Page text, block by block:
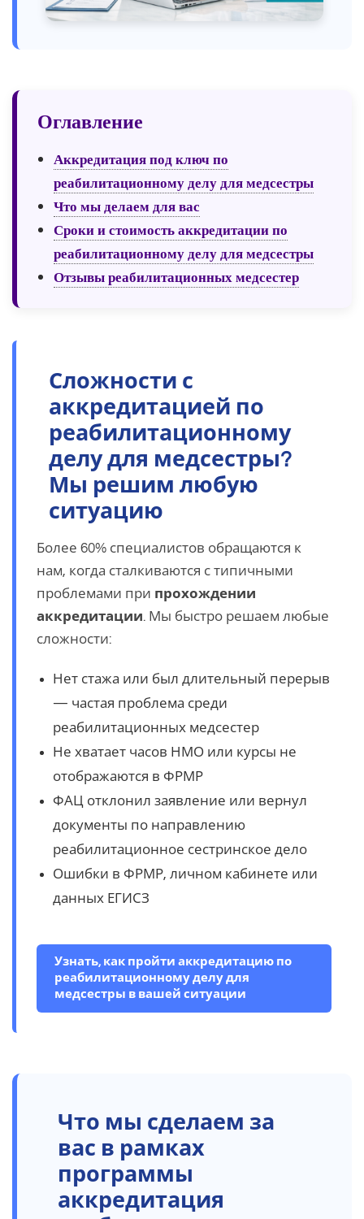
Оглавление
Аккредитация под ключ по
реабилитационному делу для медсестры
Что мы делаем для вас
Сроки и стоимость аккредитации по
реабилитационному делу для медсестры
Отзывы реабилитационных медсестер
Сложности с
аккредитацией по
реабилитационному
делу для медсестры?
Мы решим любую
ситуацию
Более 60% специалистов обращаются к
нам, когда сталкиваются с типичными
проблемами при прохождении
аккредитации. Мы быстро решаем любые
сложности:
Нет стажа или был длительный перерыв
— частая проблема среди
реабилитационных медсестер
Не хватает часов НМО или курсы не
отображаются в ФРМР
ФАЦ отклонил заявление или вернул
документы по направлению
реабилитационное сестринское дело
Ошибки в ФРМР, личном кабинете или
данных ЕГИСЗ
Узнать, как пройти аккредитацию по
реабилитационному делу для
медсестры в вашей ситуации
Что мы сделаем за
вас в рамках
программы
аккредитация